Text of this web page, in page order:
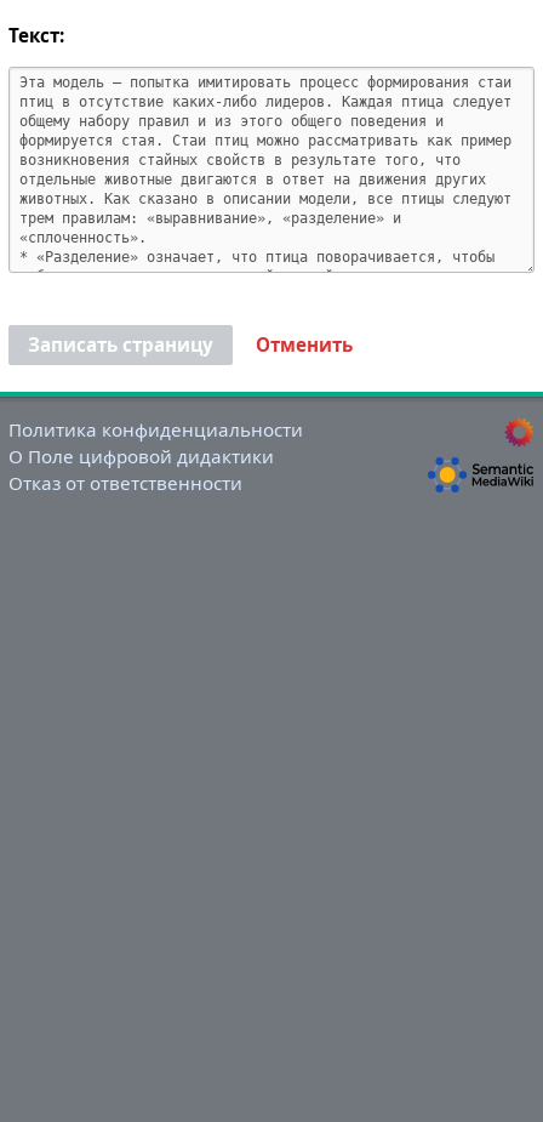
Текст:
Записать страницу Отменить
Политика конфиденциальности
О Поле цифровой дидактики
Отказ от ответственности